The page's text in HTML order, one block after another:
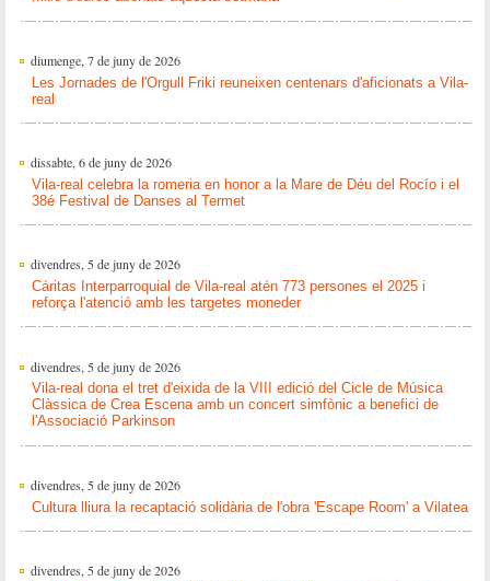
diumenge, 7 de juny de 2026
Les Jornades de l'Orgull Friki reuneixen centenars d'aficionats a Vila-
real
dissabte, 6 de juny de 2026
Vila-real celebra la romeria en honor a la Mare de Déu del Rocío i el
38é Festival de Danses al Termet
divendres, 5 de juny de 2026
Cáritas Interparroquial de Vila-real atén 773 persones el 2025 i
reforça l'atenció amb les targetes moneder
divendres, 5 de juny de 2026
Vila-real dona el tret d'eixida de la VIII edició del Cicle de Música
Clàssica de Crea Escena amb un concert simfònic a benefici de
l'Associació Parkinson
divendres, 5 de juny de 2026
Cultura lliura la recaptació solidària de l'obra 'Escape Room' a Vilatea
divendres, 5 de juny de 2026